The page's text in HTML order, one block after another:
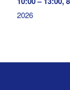
2026